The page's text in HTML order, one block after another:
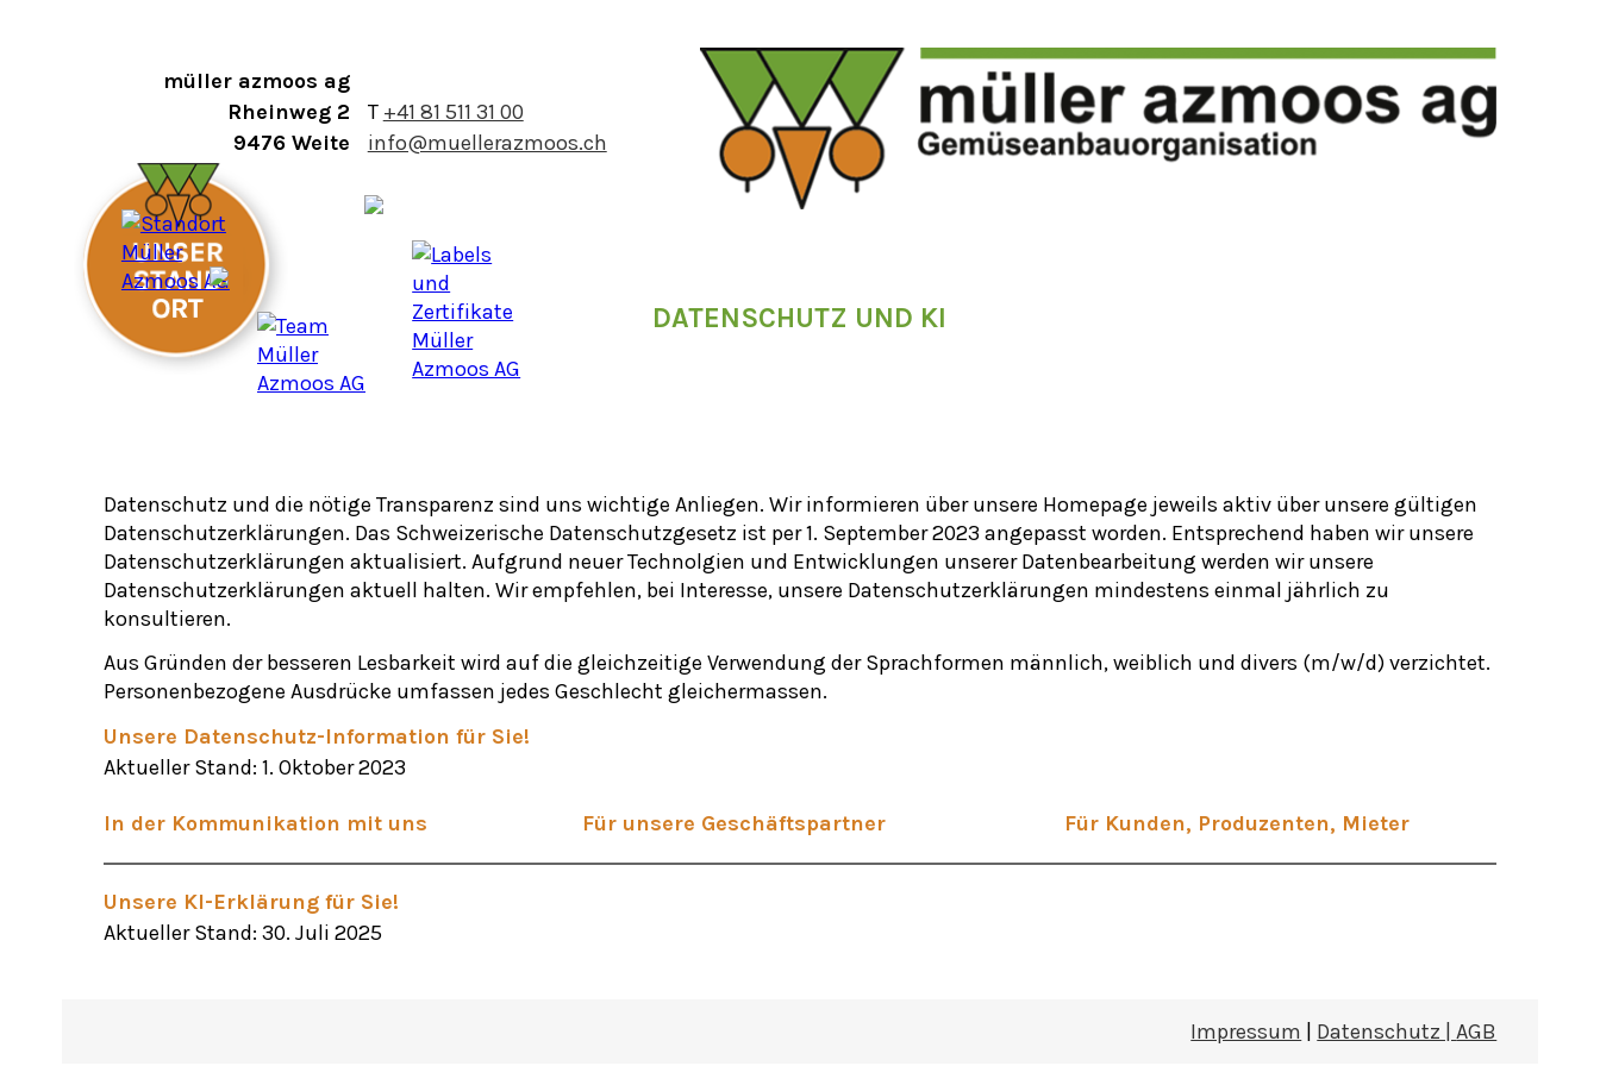
müller azmoos ag
Rheinweg 2
T +41 81 511 31 00
9476 Weite
info@muellerazmoos.ch
Kontakt
Archiv
DATENSCHUTZ UND KI
Datenschutz und die nötige Transparenz sind uns wichtige Anliegen. Wir informieren über unsere Homepage jeweils aktiv über unsere gültigen
Datenschutzerklärungen. Das Schweizerische Datenschutzgesetz ist per 1. September 2023 angepasst worden. Entsprechend haben wir unsere
Datenschutzerklärungen aktualisiert. Aufgrund neuer Technolgien und Entwicklungen unserer Datenbearbeitung werden wir unsere
Datenschutzerklärungen aktuell halten. Wir empfehlen, bei Interesse, unsere Datenschutzerklärungen mindestens einmal jährlich zu
konsultieren.
Aus Gründen der besseren Lesbarkeit wird auf die gleichzeitige Verwendung der Sprachformen männlich, weiblich und divers (m/w/d) verzichtet.
Personenbezogene Ausdrücke umfassen jedes Geschlecht gleichermassen.
Unsere Datenschutz-Information für Sie!
Aktueller Stand: 1. Oktober 2023
In der Kommunikation mit uns Für unsere Geschäftspartner Für Kunden, Produzenten, Mieter
Unsere KI-Erklärung für Sie!
Aktueller Stand: 30. Juli 2025
Impressum Datenschutz |AGB